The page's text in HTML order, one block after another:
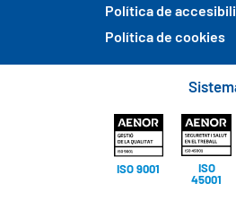
Política de
Política de cookies
ISO 9001
ISO
45001